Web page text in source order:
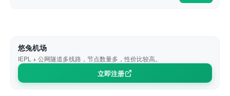
悠兔机场
IEPL + 公网隧道多线路，节点数量多，性价比较高。
立即注册